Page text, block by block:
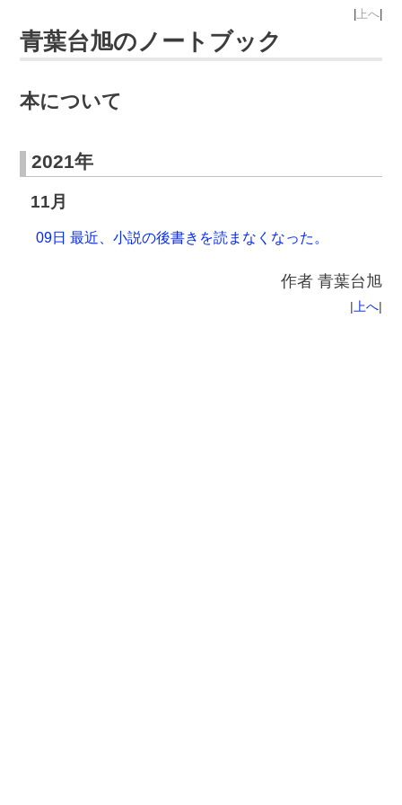
上へ|
青葉台旭のノートブック
本について
2021年
11月
09日 最近、小説の後書きを読まなくなった。
作者 青葉台旭
| 上へ|